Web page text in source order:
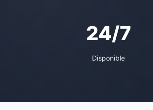
24/7
Disponible